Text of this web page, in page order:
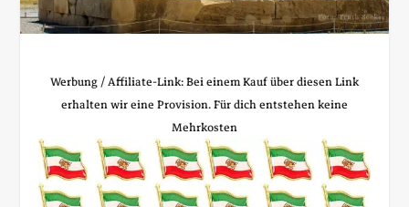
Werbung / Affiliate‑Link: Bei einem Kauf über diesen Link
erhalten wir eine Provision. Für dich entstehen keine
Mehrkosten